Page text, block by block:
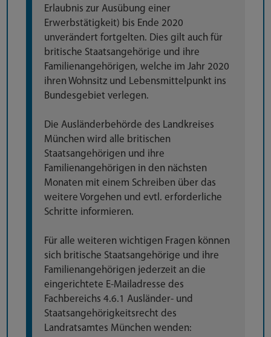
Erlaubnis zur Ausübung einer
Erwerbstätigkeit) bis Ende 2020
unverändert fortgelten. Dies gilt auch für
britische Staatsangehörige und ihre
Familienangehörigen, welche im Jahr 2020
ihren Wohnsitz und Lebensmittelpunkt ins
Bundesgebiet verlegen.
Die Ausländerbehörde des Landkreises
München wird alle britischen
Staatsangehörigen und ihre
Familienangehörigen in den nächsten
Monaten mit einem Schreiben über das
weitere Vorgehen und evtl. erforderliche
Schritte informieren.
Für alle weiteren wichtigen Fragen können
sich britische Staatsangehörige und ihre
Familienangehörigen jederzeit an die
eingerichtete E-Mailadresse des
Fachbereichs 4.6.1 Ausländer- und
Staatsangehörigkeitsrecht des
Landratsamtes München wenden: